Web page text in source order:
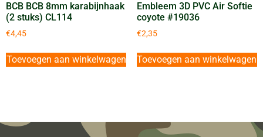
BCB BCB 8mm karabijnhaak
(2 stuks) CL114
€4,45
Toevoegen aan winkelwagen
Embleem 3D PVC Air Softie
coyote #19036
€2,35
Toevoegen aan winkelwagen